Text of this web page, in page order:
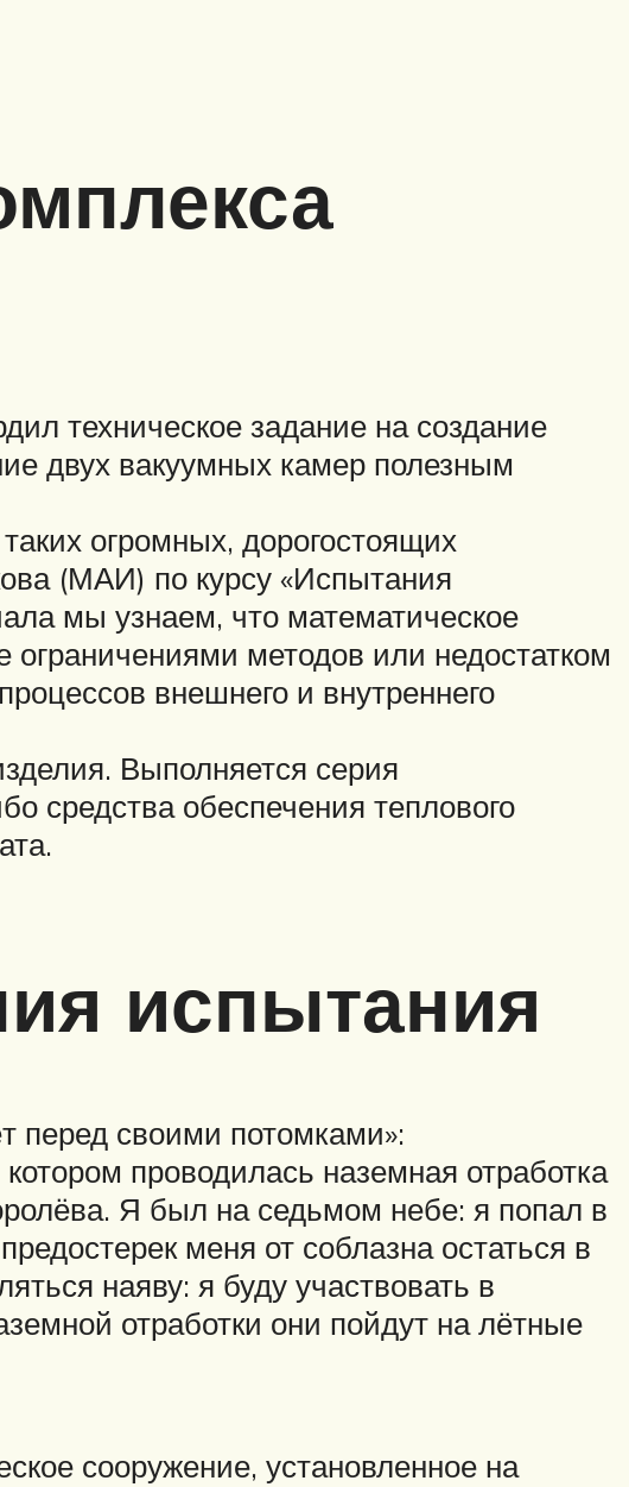
техническое задание на создание
двух вакуумных камер полезным
огромных, дорогостоящих
(МАИ) по курсу «Испытания
мы узнаем, что математическое
ограничениями методов или недостатком
внешнего и внутреннего
Выполняется серия
средства обеспечения теплового
испытания
перед своими потомками»:
проводилась наземная отработка
Я был на седьмом небе: я попал в
меня от соблазна остаться в
наяву: я буду участвовать в
отработки они пойдут на лётные
сооружение, установленное на